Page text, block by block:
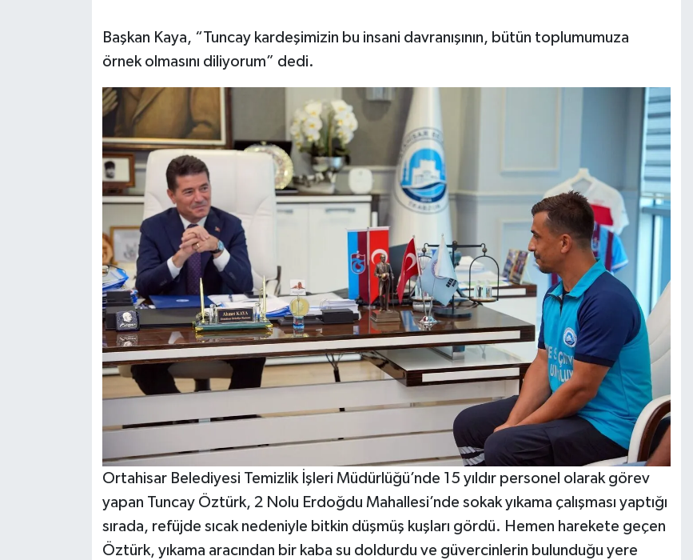
Başkan Kaya, “Tuncay kardeşimizin bu insani davranışının, bütün toplumumuza
örnek olmasını diliyorum” dedi.
Ortahisar Belediyesi Temizlik İşleri Müdürlüğü’nde 15 yıldır personel olarak görev
yapan Tuncay Öztürk, 2 Nolu Erdoğdu Mahallesi’nde sokak yıkama çalışması yaptığı
sırada, refüjde sıcak nedeniyle bitkin düşmüş kuşları gördü. Hemen harekete geçen
Öztürk, yıkama aracından bir kaba su doldurdu ve güvercinlerin bulunduğu yere